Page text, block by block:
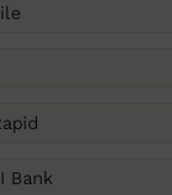
Bank